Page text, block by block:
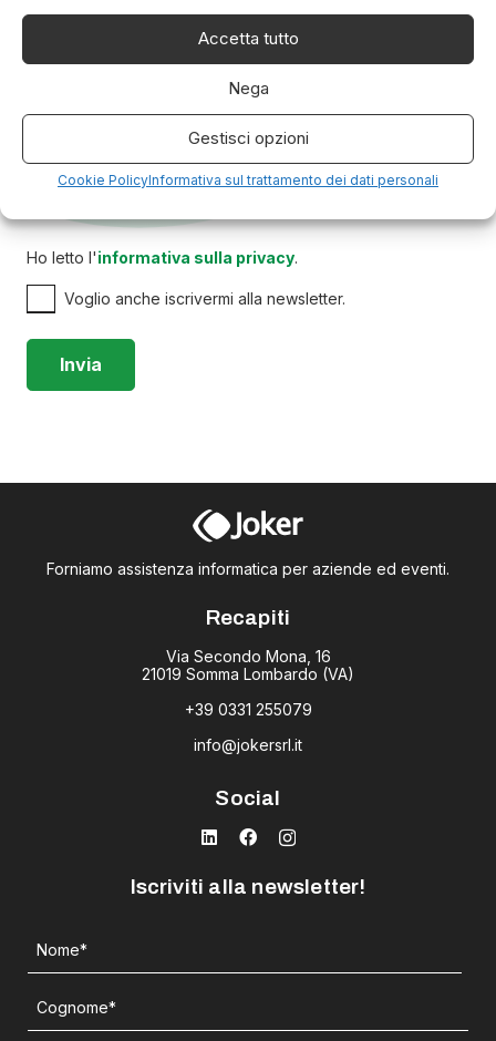
Accetta tutto
Nega
Gestisci opzioni
Cookie PolicyInformativa sul trattamento dei dati personali
Ho letto l'informativa sulla privacy.
Voglio anche iscrivermi alla newsletter.
Forniamo assistenza informatica per aziende ed eventi.
Recapiti
Via Secondo Mona, 16
21019 Somma Lombardo (VA)
+39 0331 255079
info@jokersrl.it
Social
Iscriviti alla newsletter!